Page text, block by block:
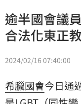
逾半國會議
合法化東正
2024/02/16 07:40:00
希臘國會今日通